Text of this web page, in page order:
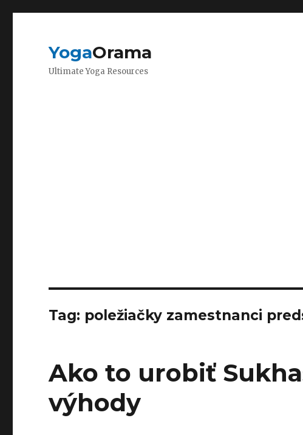
YogaOrama
Ultimate Yoga Resources
Tag: poležiačky zamestnanci
Ako to urobiť
výhody